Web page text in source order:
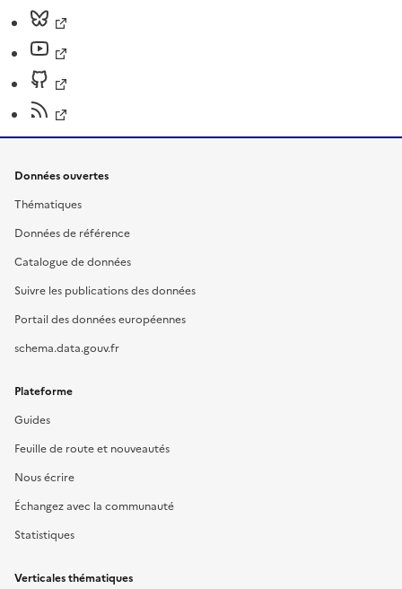
Données ouvertes
Thématiques
Données de référence
Catalogue de données
Suivre les publications des données
Portail des données européennes
schema.data.gouv.fr
Plateforme
Guides
Feuille de route et nouveautés
Nous écrire
Échangez avec la communauté
Statistiques
Verticales thématiques